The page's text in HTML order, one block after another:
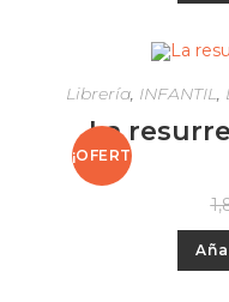
¡OFERT
Librería, INFANTIL,
La